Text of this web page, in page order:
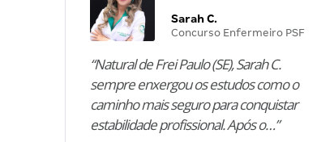
Sarah C.
Concurso Enfermeiro PSF
“Natural de Frei Paulo (SE), Sarah C.
sempre enxergou os estudos como o
caminho mais seguro para conquistar
estabilidade profissional. Após o…”